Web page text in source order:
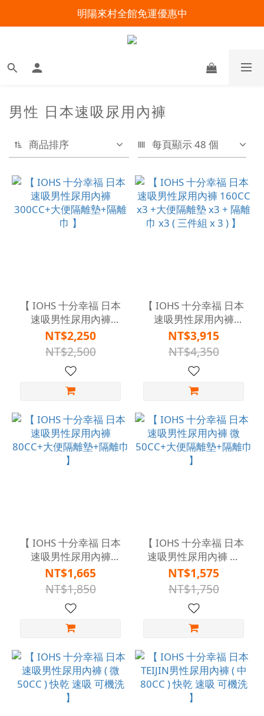
明陽來村全館免運優惠中
明陽來村全館免運優惠中
出院準備不慌張！安心回家照護指南
男性 日本速吸尿用內褲
商品排序 每頁顯示 48 個
【 IOHS 十分幸福 日本
速吸男性尿用內褲
300CC+大便隔離墊+隔
離巾 】
NT$2,250
NT$2,500
【 IOHS 十分幸福 日本
速吸男性尿用內褲
160CC x3 +大便隔離墊
x3 + 隔離巾 x3 ( 三件組
x 3 ) 】
NT$3,915
NT$4,350
【 IOHS 十分幸福 日本
速吸男性尿用內褲
80CC+大便隔離墊+隔
離巾 】
NT$1,665
NT$1,850
【 IOHS 十分幸福 日本
速吸男性尿用內褲 微
50CC+大便隔離墊+隔
離巾 】
NT$1,575
NT$1,750